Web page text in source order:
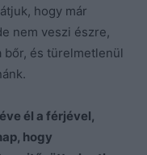
hogy már
nem veszi észre,
bőr, és türelmetlenül
él a férjével,
hogy